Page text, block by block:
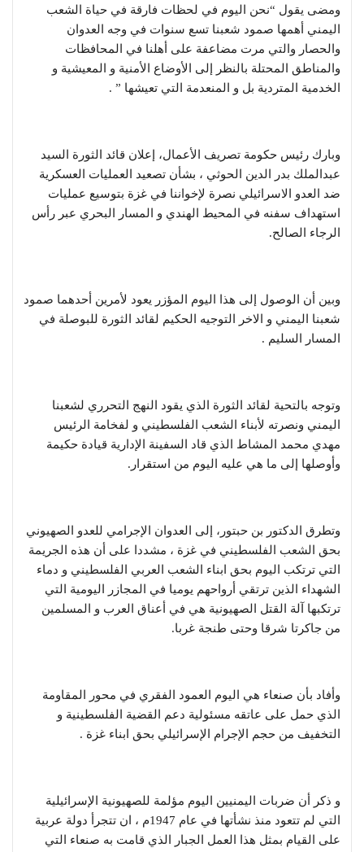
ومضى يقول “نحن اليوم في لحظات فارقة في حياة الشعب
اليمني أهمها صمود شعبنا تسع سنوات في وجه العدوان
والحصار والتي مرت مضاعفة على أهلنا في المحافظات
والمناطق المحتلة بالنظر إلى الأوضاع الأمنية و المعيشية و
الخدمية المتردية بل و المنعدمة التي تعيشها ” .
وبارك رئيس حكومة تصريف الأعمال، إعلان قائد الثورة السيد
عبدالملك بدر الدين الحوثي ، بشأن تصعيد العمليات العسكرية
ضد العدو الاسرائيلي نصرة لإخواننا في غزة بتوسيع عمليات
استهداف سفنه في المحيط الهندي و المسار البحري عبر رأس
الرجاء الصالح.
وبين أن الوصول إلى هذا اليوم المؤزر يعود لأمرين أحدهما صمود
شعبنا اليمني و الاخر التوجيه الحكيم لقائد الثورة للبوصلة في
المسار السليم .
وتوجه بالتحية لقائد الثورة الذي يقود النهج التحرري لشعبنا
اليمني ونصرته لأبناء الشعب الفلسطيني و لفخامة الرئيس
مهدي محمد المشاط الذي قاد السفينة الإدارية قيادة حكيمة
وأوصلها إلى ما هي عليه اليوم من استقرار.
وتطرق الدكتور بن حبتور، إلى العدوان الإجرامي للعدو الصهيوني
بحق الشعب الفلسطيني في غزة ، مشددا على أن هذه الجريمة
التي ترتكب اليوم بحق ابناء الشعب العربي الفلسطيني و دماء
الشهداء الذين ترتقي أرواحهم يوميا في المجازر اليومية التي
ترتكبها آلة القتل الصهيونية هي في أعناق العرب و المسلمين
من جاكرتا شرقا وحتى طنجة غربا.
وأفاد بأن صنعاء هي اليوم العمود الفقري في محور المقاومة
الذي حمل على عاتقه مسئولية دعم القضية الفلسطينية و
التخفيف من حجم الإجرام الإسرائيلي بحق ابناء غزة .
و ذكر أن ضربات اليمنيين اليوم مؤلمة للصهيونية الإسرائيلية
التي لم تتعود منذ نشأتها في عام 1947م ، ان تتجرأ دولة عربية
على القيام بمثل هذا العمل الجبار الذي قامت به صنعاء التي